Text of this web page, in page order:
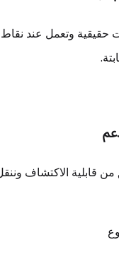
وتعمل عند
قابلية الاكتشاف